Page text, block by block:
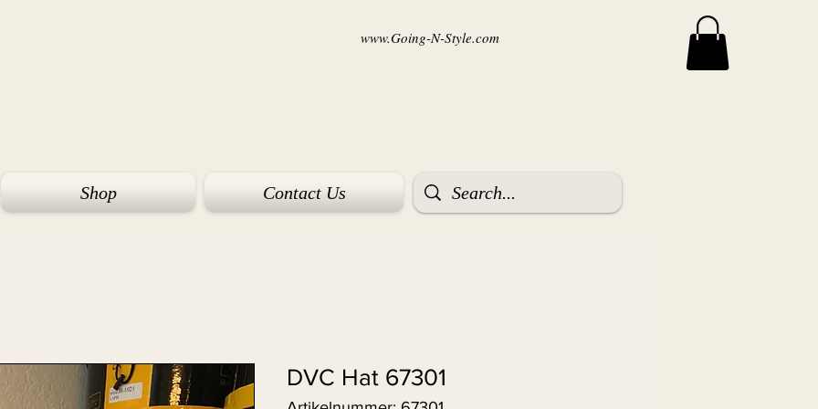
www.Going-N-Style.com
Shop Contact Us
DVC Hat 67301